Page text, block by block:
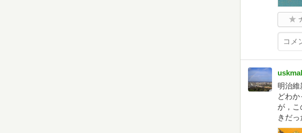
uskmal
明治
どわ
が，
きだっ